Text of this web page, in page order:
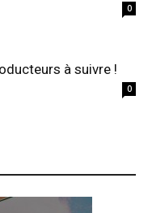
0
à suivre !
0